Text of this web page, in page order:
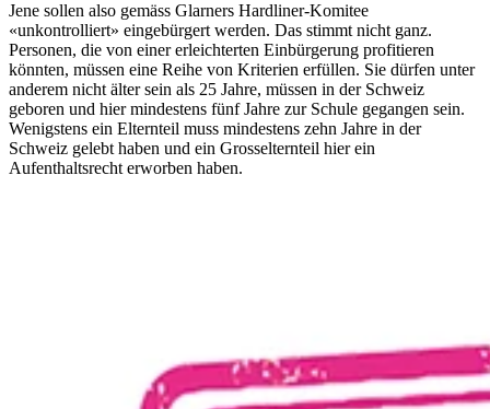
Jene sollen also gemäss Glarners Hardliner-Komitee
«unkontrolliert» eingebürgert werden. Das stimmt nicht ganz.
Personen, die von einer erleichterten Einbürgerung profitieren
könnten, müssen eine Reihe von Kriterien erfüllen. Sie dürfen unter
anderem nicht älter sein als 25 Jahre, müssen in der Schweiz
geboren und hier mindestens fünf Jahre zur Schule gegangen sein.
Wenigstens ein Elternteil muss mindestens zehn Jahre in der
Schweiz gelebt haben und ein Grosselternteil hier ein
Aufenthaltsrecht erworben haben.